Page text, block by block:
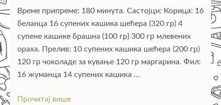
Време припреме: 180 минута. Састојци: Корица: 16
беланца 16 супених кашика шећера (320 гр) 4
супене кашике брашна (100 гр) 300 гр млевених
ораха. Прелив: 10 супених кашика шећера (200 гр)
120 гр чоколаде за кување 120 гр маргарина. Фил:
16 жуманца 14 супених кашика …
Прочитај више